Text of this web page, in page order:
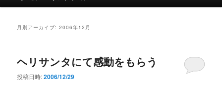
月別アーカイブ:2006年12月
ヘリサンタにて感動をもらう
投稿日時:2006/12/29